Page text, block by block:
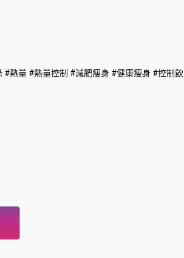
熱量 #熱量控制 #減肥瘦身 #健康瘦身 #控制飲